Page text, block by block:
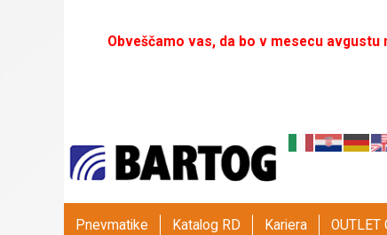
Obveščamo vas, da bo v mesecu
Pnevmatike Katalog RD Kariera OUTLET